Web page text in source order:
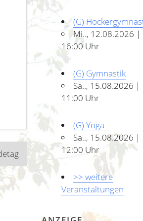
(G)
Mi.., 12.08.2026 |
16:00 Uhr
(G) Gymnastik
Sa.., 15.08.2026 |
11:00 Uhr
(G) Yoga
Sa.., 15.08.2026 |
12:00 Uhr
>> weitere
Veranstaltungen